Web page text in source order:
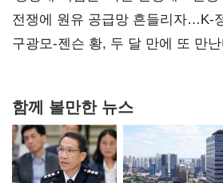
때리기
전쟁에 원유 공급망 흔들리자…K-
핵심으로 재부상
구광모-젠슨 황, 두 달 만에 또 만
함께 볼만한 뉴스